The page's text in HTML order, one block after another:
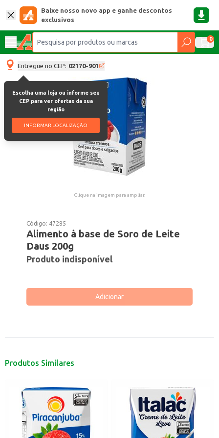
Baixe nosso novo app e ganhe descontos
exclusivos
0
Entregue no CEP: 02170-901
Escolha uma loja ou informe seu
CEP para ver ofertas da sua
região
INFORMAR LOCALIZAÇÃO
Clique na imagem para ampliar.
Código: 47285
Alimento à base de Soro de Leite
Daus 200g
Produto indisponível
Adicionar
Produtos Similares